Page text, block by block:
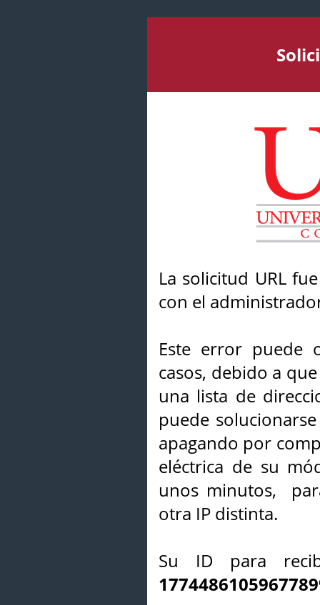
La solicitud URL
con el
Este error puede
casos, debido a
una lista de
puede
apagando por
eléctrica de su
unos minutos,
otra IP distinta.
Su ID para